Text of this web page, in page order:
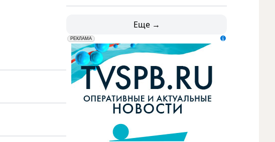
Еще →
erid: LdtCK5udn
РЕКЛАМА
АО "ГАТР", ИНН: 7841320717